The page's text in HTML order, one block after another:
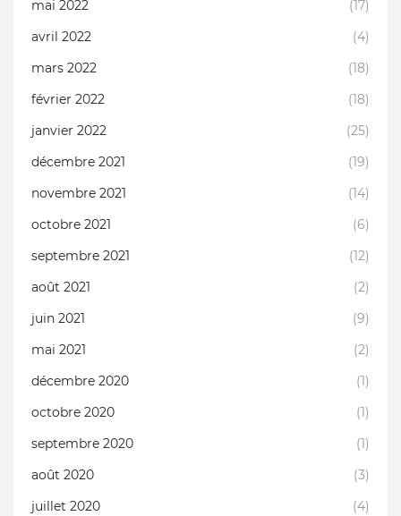
mai 2022
(17)
avril 2022
(4)
mars 2022
(18)
février 2022
(18)
janvier 2022
(25)
décembre 2021
(19)
novembre 2021
(14)
octobre 2021
(6)
septembre 2021
(12)
août 2021
(2)
juin 2021
(9)
mai 2021
(2)
décembre 2020
(1)
octobre 2020
(1)
septembre 2020
(1)
août 2020
(3)
juillet 2020
(4)